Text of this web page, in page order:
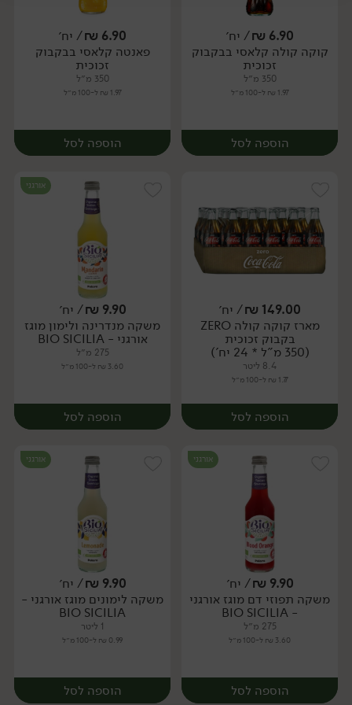
יח׳ יח׳
6.90
₪/ יח׳
קוקה קולה קלאסי בבקבוק
זכוכית
350 מ״ל
1.97 ₪ ל-100 מ״ל
הוספה לסל
יח׳
6.90
₪/ יח׳
פאנטה קלאסי בבקבוק
זכוכית
350 מ״ל
1.97 ₪ ל-100 מ״ל
הוספה לסל
יח׳
149.00
₪/ יח׳
מארז קוקה קולה ZERO
בקבוק זכוכית
(350 מ"ל * 24 יח')
8.4 ליטר
1.77 ₪ ל-100 מ״ל
הוספה לסל
יח׳
אורגני
9.90
₪/ יח׳
משקה מנדרינה ולימון מוגז
אורגני - BIO SICILIA
275 מ״ל
3.60 ₪ ל-100 מ״ל
הוספה לסל
יח׳
אורגני
9.90
₪/ יח׳
משקה תפוזי דם מוגז אורגני
- BIO SICILIA
275 מ״ל
3.60 ₪ ל-100 מ״ל
הוספה לסל
אורגני
9.90
₪/ יח׳
משקה לימונים מוגז אורגני -
BIO SICILIA
1 ליטר
0.99 ₪ ל-100 מ״ל
הוספה לסל
יח׳ יח׳